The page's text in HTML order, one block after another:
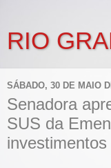
RIO
SÁBADO, 30 DE MAIO
Senadora
SUS da
investimentos